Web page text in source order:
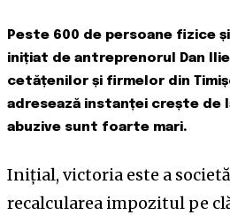
Peste 600 de persoane fizice
inițiat de antreprenorul Dan
cetățenilor și firmelor din
adresează instanței crește de
abuzive sunt foarte mari.
Inițial, victoria este a
recalcularea impozitul pe